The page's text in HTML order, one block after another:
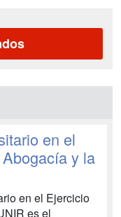
en el
y la
en el Ejercicio
es el